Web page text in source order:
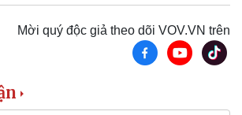
Phân tích
Mời quý độc giả theo dõi VOV.VN trên